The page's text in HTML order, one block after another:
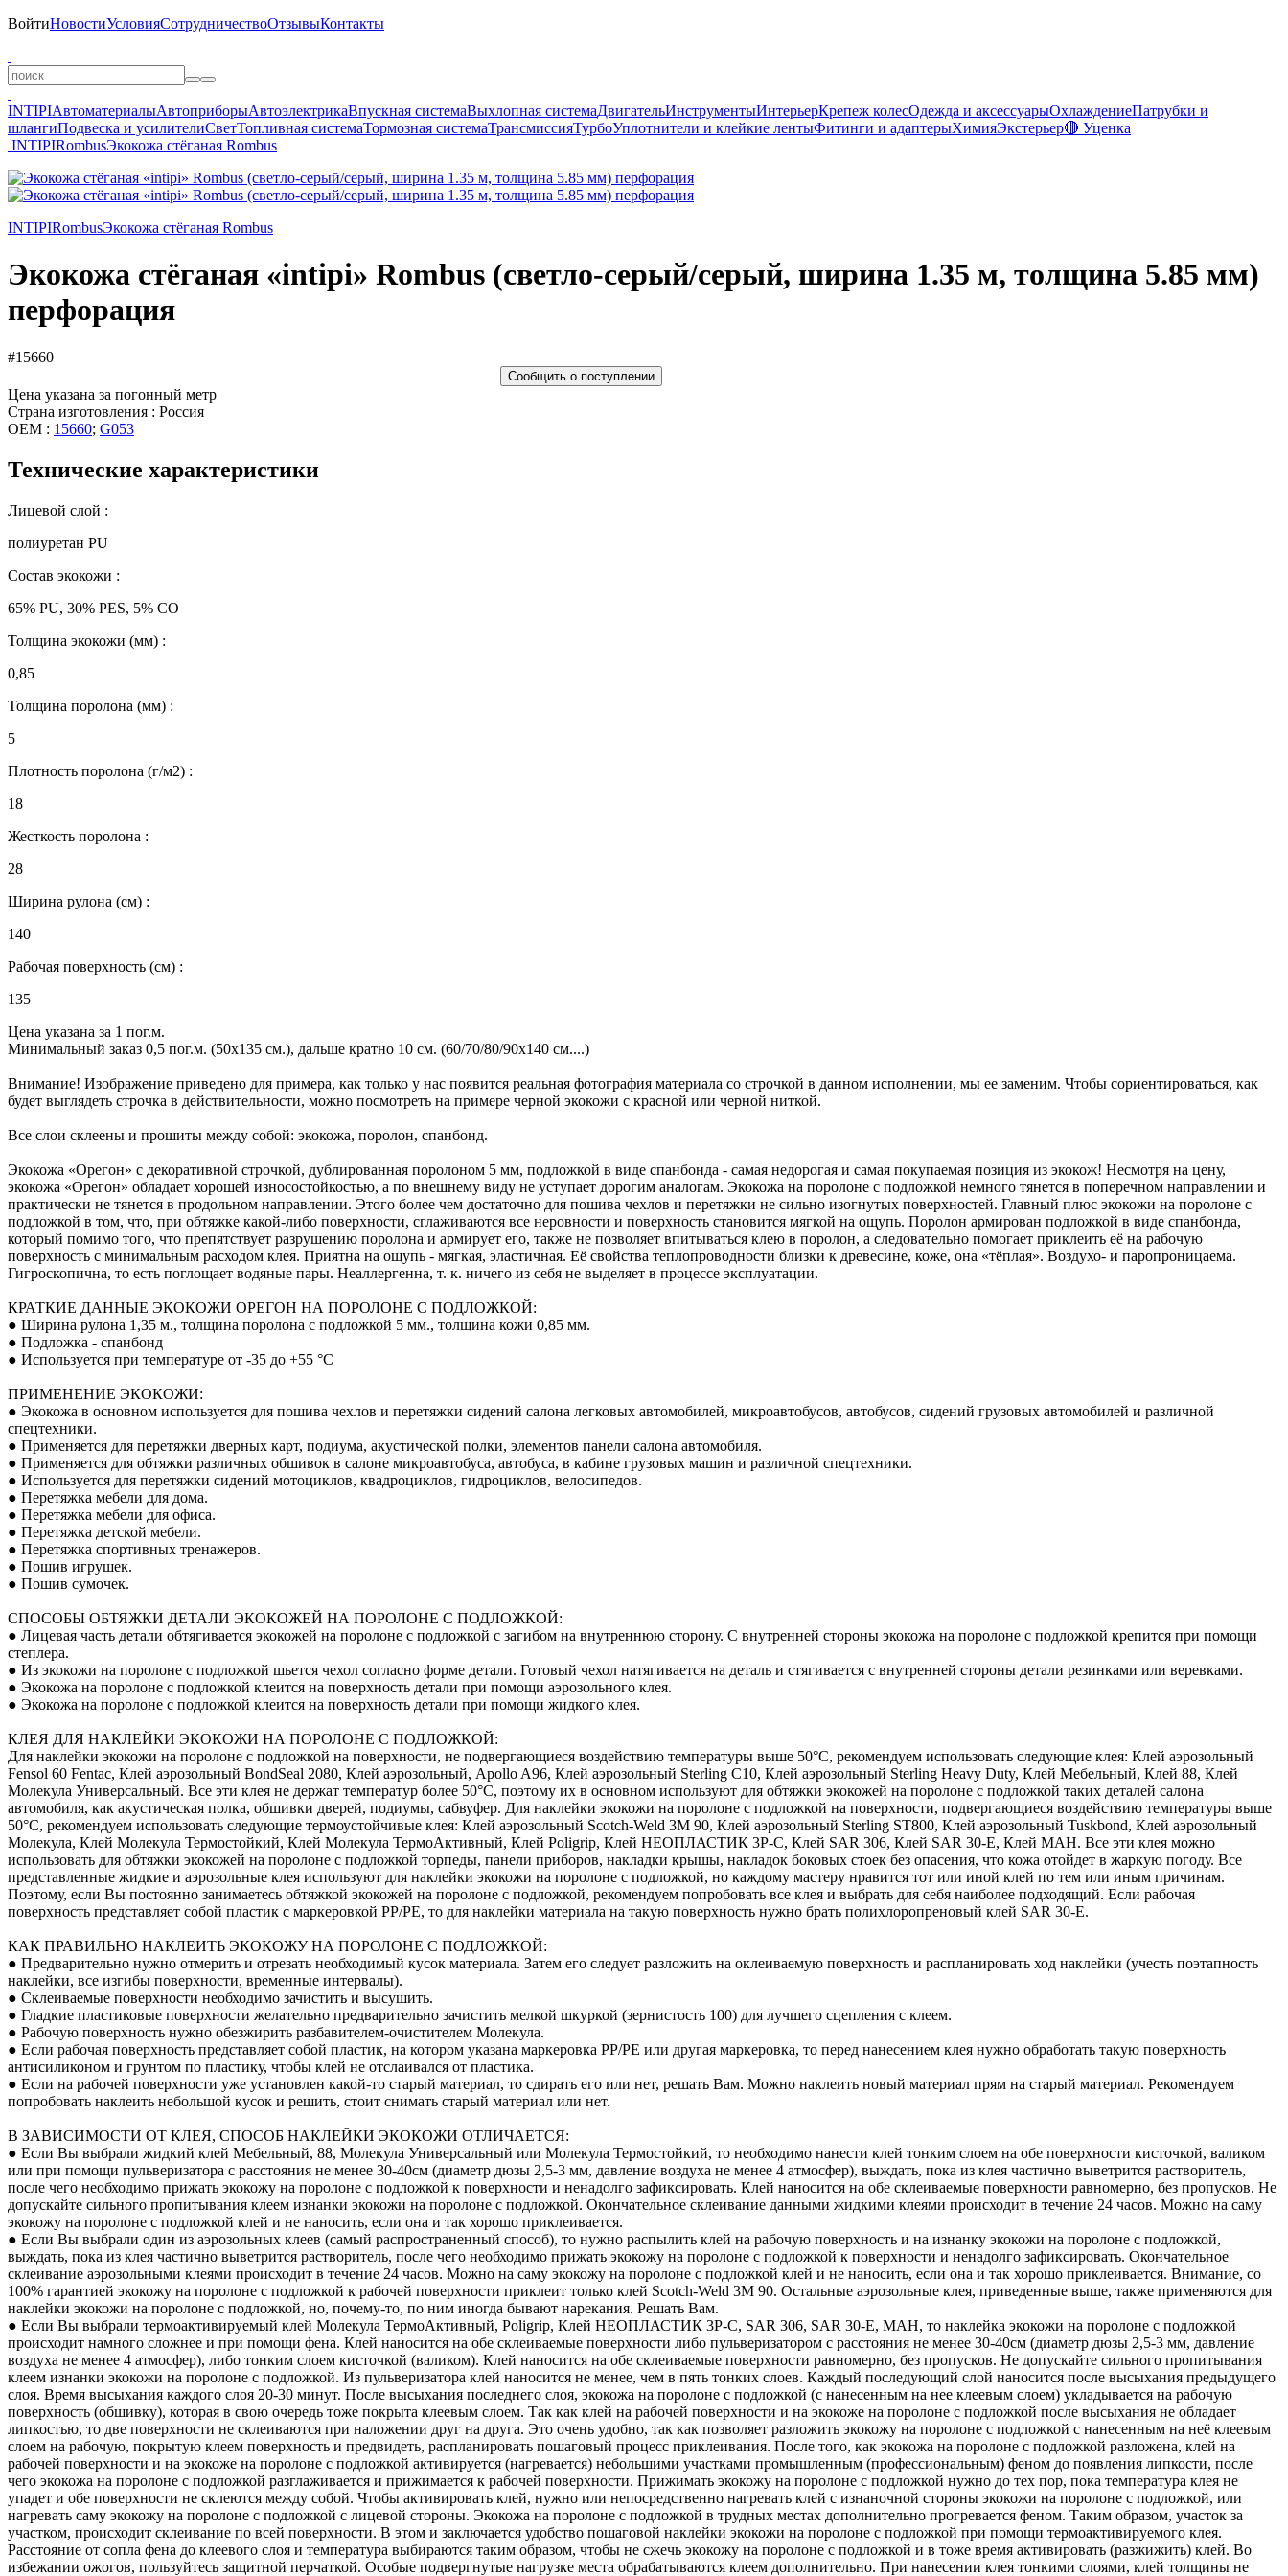
ВойтиНовостиУсловияСотрудничествоОтзывыКонтакты
INTIPIАвтоматериалыАвтоприборыАвтоэлектрикаВпускная системаВыхлопная системаДвигательИнструментыИнтерьерКрепеж колесОдежда и аксессуарыОхлаждениеПатрубки и
шлангиПодвеска и усилителиСветТопливная системаТормозная системаТрансмиссияТурбоУплотнители и клейкие лентыФитинги и адаптерыХимияЭкстерьер🔴 Уценка
INTIPIRombusЭкокожа стёганая Rombus
INTIPIRombusЭкокожа стёганая Rombus
Экокожа стёганая «intipi» Rombus (светло-серый/серый, ширина 1.35 м, толщина 5.85 мм)
перфорация
#15660
Сообщить о поступлении
Цена указана за погонный метр
Страна изготовления : Россия
OEM : 15660; G053
Технические характеристики
Лицевой слой :
полиуретан PU
Состав экокожи :
65% PU, 30% PES, 5% CO
Толщина экокожи (мм) :
0,85
Толщина поролона (мм) :
5
Плотность поролона (г/м2) :
18
Жесткость поролона :
28
Ширина рулона (см) :
140
Рабочая поверхность (см) :
135
Цена указана за 1 пог.м.
Минимальный заказ 0,5 пог.м. (50х135 см.), дальше кратно 10 см. (60/70/80/90х140 см....)
Внимание! Изображение приведено для примера, как только у нас появится реальная фотография материала со строчкой в данном исполнении, мы ее заменим. Чтобы сориентироваться, как
будет выглядеть строчка в действительности, можно посмотреть на примере черной экокожи с красной или черной ниткой.
Все слои склеены и прошиты между собой: экокожа, поролон, спанбонд.
Экокожа «Орегон» с декоративной строчкой, дублированная поролоном 5 мм, подложкой в виде спанбонда - самая недорогая и самая покупаемая позиция из экокож! Несмотря на цену,
экокожа «Орегон» обладает хорошей износостойкостью, а по внешнему виду не уступает дорогим аналогам. Экокожа на поролоне с подложкой немного тянется в поперечном направлении и
практически не тянется в продольном направлении. Этого более чем достаточно для пошива чехлов и перетяжки не сильно изогнутых поверхностей. Главный плюс экокожи на поролоне с
подложкой в том, что, при обтяжке какой-либо поверхности, сглаживаются все неровности и поверхность становится мягкой на ощупь. Поролон армирован подложкой в виде спанбонда,
который помимо того, что препятствует разрушению поролона и армирует его, также не позволяет впитываться клею в поролон, а следовательно помогает приклеить её на рабочую
поверхность с минимальным расходом клея. Приятна на ощупь - мягкая, эластичная. Её свойства теплопроводности близки к древесине, коже, она «тёплая». Воздухо- и паропроницаема.
Гигроскопична, то есть поглощает водяные пары. Неаллергенна, т. к. ничего из себя не выделяет в процессе эксплуатации.
КРАТКИЕ ДАННЫЕ ЭКОКОЖИ ОРЕГОН НА ПОРОЛОНЕ С ПОДЛОЖКОЙ:
● Ширина рулона 1,35 м., толщина поролона с подложкой 5 мм., толщина кожи 0,85 мм.
● Подложка - спанбонд
● Используется при температуре от -35 до +55 °С
ПРИМЕНЕНИЕ ЭКОКОЖИ:
● Экокожа в основном используется для пошива чехлов и перетяжки сидений салона легковых автомобилей, микроавтобусов, автобусов, сидений грузовых автомобилей и различной
спецтехники.
● Применяется для перетяжки дверных карт, подиума, акустической полки, элементов панели салона автомобиля.
● Применяется для обтяжки различных обшивок в салоне микроавтобуса, автобуса, в кабине грузовых машин и различной спецтехники.
● Используется для перетяжки сидений мотоциклов, квадроциклов, гидроциклов, велосипедов.
● Перетяжка мебели для дома.
● Перетяжка мебели для офиса.
● Перетяжка детской мебели.
● Перетяжка спортивных тренажеров.
● Пошив игрушек.
● Пошив сумочек.
СПОСОБЫ ОБТЯЖКИ ДЕТАЛИ ЭКОКОЖЕЙ НА ПОРОЛОНЕ С ПОДЛОЖКОЙ:
● Лицевая часть детали обтягивается экокожей на поролоне с подложкой с загибом на внутреннюю сторону. С внутренней стороны экокожа на поролоне с подложкой крепится при помощи
степлера.
● Из экокожи на поролоне с подложкой шьется чехол согласно форме детали. Готовый чехол натягивается на деталь и стягивается с внутренней стороны детали резинками или веревками.
● Экокожа на поролоне с подложкой клеится на поверхность детали при помощи аэрозольного клея.
● Экокожа на поролоне с подложкой клеится на поверхность детали при помощи жидкого клея.
КЛЕЯ ДЛЯ НАКЛЕЙКИ ЭКОКОЖИ НА ПОРОЛОНЕ С ПОДЛОЖКОЙ:
Для наклейки экокожи на поролоне с подложкой на поверхности, не подвергающиеся воздействию температуры выше 50°С, рекомендуем использовать следующие клея: Клей аэрозольный
Fensol 60 Fentac, Клей аэрозольный BondSeal 2080, Клей аэрозольный, Apollo A96, Клей аэрозольный Sterling C10, Клей аэрозольный Sterling Heavy Duty, Клей Мебельный, Клей 88, Клей
Молекула Универсальный. Все эти клея не держат температур более 50°С, поэтому их в основном используют для обтяжки экокожей на поролоне с подложкой таких деталей салона
автомобиля, как акустическая полка, обшивки дверей, подиумы, сабвуфер. Для наклейки экокожи на поролоне с подложкой на поверхности, подвергающиеся воздействию температуры выше
50°С, рекомендуем использовать следующие термоустойчивые клея: Клей аэрозольный Scotch-Weld 3M 90, Клей аэрозольный Sterling ST800, Клей аэрозольный Tuskbond, Клей аэрозольный
Молекула, Клей Молекула Термостойкий, Клей Молекула ТермоАктивный, Клей Poligrip, Клей НЕОПЛАСТИК 3P-C, Клей SAR 306, Клей SAR 30-E, Клей MAH. Все эти клея можно
использовать для обтяжки экокожей на поролоне с подложкой торпеды, панели приборов, накладки крышы, накладок боковых стоек без опасения, что кожа отойдет в жаркую погоду. Все
представленные жидкие и аэрозольные клея используют для наклейки экокожи на поролоне с подложкой, но каждому мастеру нравится тот или иной клей по тем или иным причинам.
Поэтому, если Вы постоянно занимаетесь обтяжкой экокожей на поролоне с подложкой, рекомендуем попробовать все клея и выбрать для себя наиболее подходящий. Если рабочая
поверхность представляет собой пластик с маркеровкой PP/PE, то для наклейки материала на такую поверхность нужно брать полихлоропреновый клей SAR 30-E.
КАК ПРАВИЛЬНО НАКЛЕИТЬ ЭКОКОЖУ НА ПОРОЛОНЕ С ПОДЛОЖКОЙ:
● Предварительно нужно отмерить и отрезать необходимый кусок материала. Затем его следует разложить на оклеиваемую поверхность и распланировать ход наклейки (учесть поэтапность
наклейки, все изгибы поверхности, временные интервалы).
● Склеиваемые поверхности необходимо зачистить и высушить.
● Гладкие пластиковые поверхности желательно предварительно зачистить мелкой шкуркой (зернистость 100) для лучшего сцепления с клеем.
● Рабочую поверхность нужно обезжирить разбавителем-очистителем Молекула.
● Если рабочая поверхность представляет собой пластик, на котором указана маркеровка PP/PE или другая маркеровка, то перед нанесением клея нужно обработать такую поверхность
антисиликоном и грунтом по пластику, чтобы клей не отслаивался от пластика.
● Если на рабочей поверхности уже установлен какой-то старый материал, то сдирать его или нет, решать Вам. Можно наклеить новый материал прям на старый материал. Рекомендуем
попробовать наклеить небольшой кусок и решить, стоит снимать старый материал или нет.
В ЗАВИСИМОСТИ ОТ КЛЕЯ, СПОСОБ НАКЛЕЙКИ ЭКОКОЖИ ОТЛИЧАЕТСЯ:
● Если Вы выбрали жидкий клей Мебельный, 88, Молекула Универсальный или Молекула Термостойкий, то необходимо нанести клей тонким слоем на обе поверхности кисточкой, валиком
или при помощи пульверизатора с расстояния не менее 30-40см (диаметр дюзы 2,5-3 мм, давление воздуха не менее 4 атмосфер), выждать, пока из клея частично выветрится растворитель,
после чего необходимо прижать экокожу на поролоне с подложкой к поверхности и ненадолго зафиксировать. Клей наносится на обе склеиваемые поверхности равномерно, без пропусков. Не
допускайте сильного пропитывания клеем изнанки экокожи на поролоне с подложкой. Окончательное склеивание данными жидкими клеями происходит в течение 24 часов. Можно на саму
экокожу на поролоне с подложкой клей и не наносить, если она и так хорошо приклеивается.
● Если Вы выбрали один из аэрозольных клеев (самый распространенный способ), то нужно распылить клей на рабочую поверхность и на изнанку экокожи на поролоне с подложкой,
выждать, пока из клея частично выветрится растворитель, после чего необходимо прижать экокожу на поролоне с подложкой к поверхности и ненадолго зафиксировать. Окончательное
склеивание аэрозольными клеями происходит в течение 24 часов. Можно на саму экокожу на поролоне с подложкой клей и не наносить, если она и так хорошо приклеивается. Внимание, со
100% гарантией экокожу на поролоне с подложкой к рабочей поверхности приклеит только клей Scotch-Weld 3M 90. Остальные аэрозольные клея, приведенные выше, также применяются для
наклейки экокожи на поролоне с подложкой, но, почему-то, по ним иногда бывают нарекания. Решать Вам.
● Если Вы выбрали термоактивируемый клей Молекула ТермоАктивный, Poligrip, Клей НЕОПЛАСТИК 3P-C, SAR 306, SAR 30-E, MAH, то наклейка экокожи на поролоне с подложкой
происходит намного сложнее и при помощи фена. Клей наносится на обе склеиваемые поверхности либо пульверизатором с расстояния не менее 30-40см (диаметр дюзы 2,5-3 мм, давление
воздуха не менее 4 атмосфер), либо тонким слоем кисточкой (валиком). Клей наносится на обе склеиваемые поверхности равномерно, без пропусков. Не допускайте сильного пропитывания
клеем изнанки экокожи на поролоне с подложкой. Из пульверизатора клей наносится не менее, чем в пять тонких слоев. Каждый последующий слой наносится после высыхания предыдущего
слоя. Время высыхания каждого слоя 20-30 минут. После высыхания последнего слоя, экокожа на поролоне с подложкой (с нанесенным на нее клеевым слоем) укладывается на рабочую
поверхность (обшивку), которая в свою очередь тоже покрыта клеевым слоем. Так как клей на рабочей поверхности и на экокоже на поролоне с подложкой после высыхания не обладает
липкостью, то две поверхности не склеиваются при наложении друг на друга. Это очень удобно, так как позволяет разложить экокожу на поролоне с подложкой с нанесенным на неё клеевым
слоем на рабочую, покрытую клеем поверхность и предвидеть, распланировать пошаговый процесс приклеивания. После того, как экокожа на поролоне с подложкой разложена, клей на
рабочей поверхности и на экокоже на поролоне с подложкой активируется (нагревается) небольшими участками промышленным (профессиональным) феном до появления липкости, после
чего экокожа на поролоне с подложкой разглаживается и прижимается к рабочей поверхности. Прижимать экокожу на поролоне с подложкой нужно до тех пор, пока температура клея не
упадет и обе поверхности не склеются между собой. Чтобы активировать клей, нужно или непосредственно нагревать клей с изнаночной стороны экокожи на поролоне с подложкой, или
нагревать саму экокожу на поролоне с подложкой с лицевой стороны. Экокожа на поролоне с подложкой в трудных местах дополнительно прогревается феном. Таким образом, участок за
участком, происходит склеивание по всей поверхности. В этом и заключается удобство пошаговой наклейки экокожи на поролоне с подложкой при помощи термоактивируемого клея.
Расстояние от сопла фена до клеевого слоя и температура выбираются таким образом, чтобы не сжечь экокожу на поролоне с подложкой и в тоже время активировать (разжижить) клей. Во
избежании ожогов, пользуйтесь защитной перчаткой. Особые подвергнутые нагрузке места обрабатываются клеем дополнительно. При нанесении клея тонкими слоями, клей толщины не